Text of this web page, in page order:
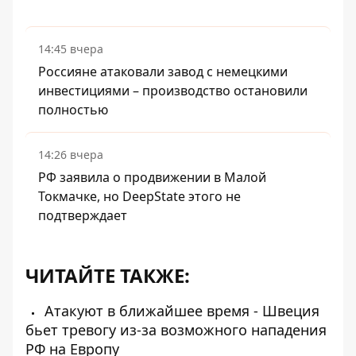
14:45 вчера
Россияне атаковали завод с немецкими
инвестициями – производство остановили
полностью
14:26 вчера
РФ заявила о продвижении в Малой
Токмачке, но DeepState этого не
подтверждает
ЧИТАЙТЕ ТАКЖЕ:
Атакуют в ближайшее время - Швеция
бьет тревогу из-за возможного нападения
РФ на Европу